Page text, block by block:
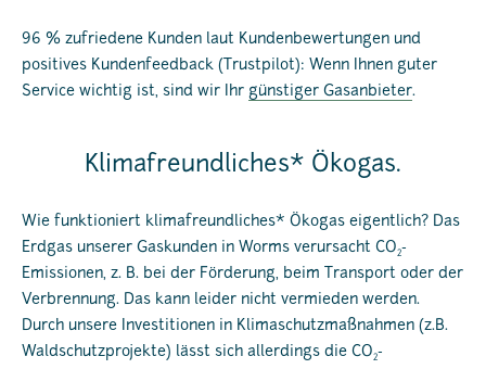
96 % zufriedene Kunden laut Kundenbewertungen und
positives Kundenfeedback (Trustpilot): Wenn Ihnen guter
Service wichtig ist, sind wir Ihr günstiger Gasanbieter.
Klimafreundliches* Ökogas.
Wie funktioniert klimafreundliches* Ökogas eigentlich? Das
Erdgas unserer Gaskunden in Worms verursacht CO2-
Emissionen, z. B. bei der Förderung, beim Transport oder der
Verbrennung. Das kann leider nicht vermieden werden.
Durch unsere Investitionen in Klimaschutzmaßnahmen (z.B.
Waldschutzprojekte) lässt sich allerdings die CO2-